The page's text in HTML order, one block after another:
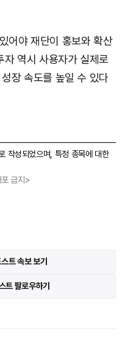
어야 재단이 홍보와 확산
역시 사용자가 실제로
장 속도를 높일 수 있다
작성되었으며, 특정 종목에 대한
금지>
트 속보 보기
트 팔로우하기